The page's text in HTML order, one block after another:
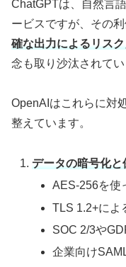
ChatGPTは、自然言
ービスですが、その
確な出力によるリス
念も取り沙汰されてい
OpenAIはこれらに対
整えています。
データの暗号化と
AES-256を使
TLS 1.2+によ
SOC 2/3や
企業向け